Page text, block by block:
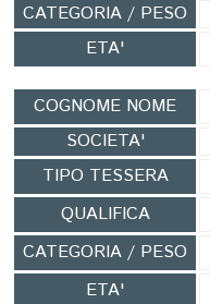
CATEGORIA / PESO
ETA'
COGNOME NOME
SOCIETA'
TIPO TESSERA
QUALIFICA
CATEGORIA / PESO
ETA'